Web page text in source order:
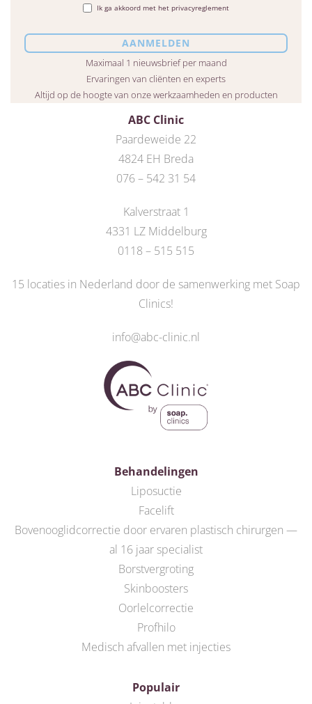
ABC Clinic
Paardeweide 22
4824 EH Breda
076 – 542 31 54
Kalverstraat 1
4331 LZ Middelburg
0118 – 515 515
15 locaties in Nederland door de samenwerking met Soap
Clinics!
info@abc-clinic.nl
Behandelingen
Liposuctie
Facelift
Bovenooglidcorrectie door ervaren plastisch chirurgen —
al 16 jaar specialist
Borstvergroting
Skinboosters
Oorlelcorrectie
Profhilo
Medisch afvallen met injecties
Populair
Ik ga akkoord met het privacyreglement
Maximaal 1 nieuwsbrief per maand
Ervaringen van cliënten en experts
Altijd op de hoogte van onze werkzaamheden en producten